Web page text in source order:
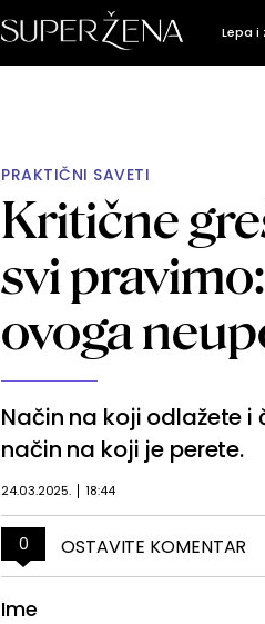
Lepa i
PRAKTIČNI SAVETI
Kritične
svi
ovoga
Način na koji odlažete
način na koji je perete.
24.03.2025. 18:44
0 OSTAVITE KOMENTAR
Ime